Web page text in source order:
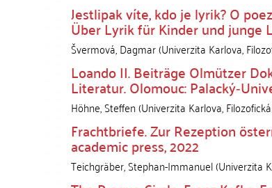
Jestlipak víte, kdo je lyrik? O
Über Lyrik für Kinder und junge
Švermová, Dagmar(Univerzita Karlova,
Loando II. Beiträge Olmützer
Literatur. Olomouc:
Höhne, Steffen(Univerzita Karlova,
Frachtbriefe. Zur Rezeption
academic press, 2022
Teichgräber, Stephan-Immanuel(Univerzita